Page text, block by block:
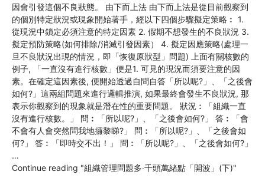
因會引發這個不良狀態。 由下而上法 由下而上法是從目前觀察到
的個別特定狀況或現象開始著手，經以下四個步驟擬定策略︰ 1.
從現況中鎖定必須注意的特定因素 2. 假期不想發生的不良狀況 3.
擬定預防策略(如何排除/消滅引發因素） 4. 擬定因應策略(處理一
旦不良狀況出現的情況，即「恢復原狀型」問題) 上面有關核數的
例子, 「一直沒有進行核數」便是1. 可見的現況而須要注意的因
素。在確定這因素後, 便開始透過自問自答「所以呢?」、「之後會
如何?」這兩組問題來進行邏輯推演, 如果最終會發生不良狀況, 那
表示你觀察到的現象就是潛在性的重要問題。 狀況︰「組織一直
沒有進行核數。」 問︰「所以呢?」、「之後會如何?」 答︰「會
不會有人會突然問我地攞黎睇?」 問︰「所以呢?」、「之後會如
何?」 答︰「即時交不出！」 問︰「所以呢?」、「之後會如何?」
…
Continue reading "組織管理問題多‧千頭萬緒點「開波」(下)"